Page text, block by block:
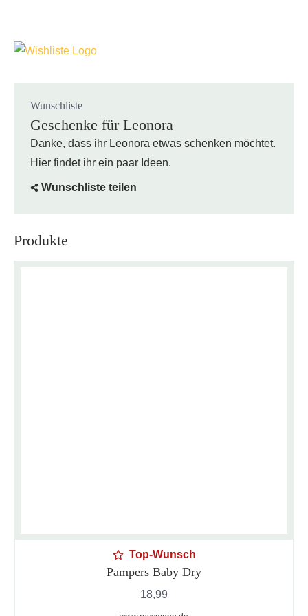
Wunschliste
Geschenke für Leonora
Danke, dass ihr Leonora etwas schenken möchtet.
Hier findet ihr ein paar Ideen.
Wunschliste teilen
Produkte
Top-Wunsch
Pampers Baby Dry
18,99